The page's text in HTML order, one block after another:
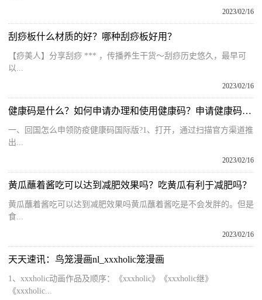
2023/02/16
刮痧板什么材质的好？哪种刮痧板好用？
【痧美人】分享刮痧 *** ，传播养生干货～刮痧历史悠久，最早可
以...
2023/02/16
健康码是什么？如何申请办理和使用健康码？申请健康码的正确步骤
一、回国怎么申领防疫健康码国际版?1、打开，通过扫描官方渠道推
出...
2023/02/16
黄瓜蘸着酱吃可以达到减肥效果吗？吃黄瓜有利于减肥吗？
黄瓜蘸着酱吃可以达到减肥效果吗黄瓜蘸着酱吃是不会发胖的。但是
食...
2023/02/16
天天速讯：鸟笼漫画nl_xxxholic笼漫画
1、xxxholic动画作品及顺序：《xxxholic》《xxxholic继》
《xxxholic...